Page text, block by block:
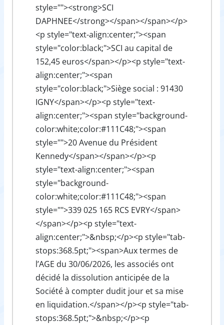
style=""><strong>SCI
DAPHNEE</strong></span></span></p>
<p style="text-align:center;"><span
style="color:black;">SCI au capital de
152,45 euros</span></p><p style="text-
align:center;"><span
style="color:black;">Siège social : 91430
IGNY</span></p><p style="text-
align:center;"><span style="background-
color:white;color:#111C48;"><span
style="">20 Avenue du Président
Kennedy</span></span></p><p
style="text-align:center;"><span
style="background-
color:white;color:#111C48;"><span
style="">339 025 165 RCS EVRY</span>
</span></p><p style="text-
align:center;">&nbsp;</p><p style="tab-
stops:368.5pt;"><span>Aux termes de
l’AGE du 30/06/2026, les associés ont
décidé la dissolution anticipée de la
Société à compter dudit jour et sa mise
en liquidation.</span></p><p style="tab-
stops:368.5pt;">&nbsp;</p><p